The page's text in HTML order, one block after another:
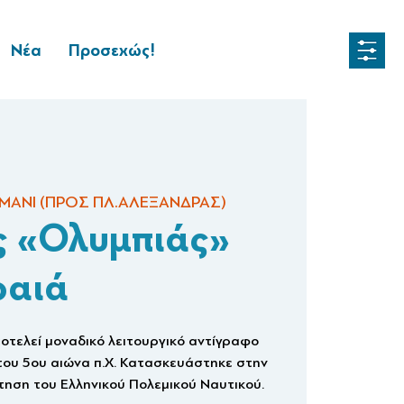
Νέα Προσεχώς!
(ΠΡΟΣ ΠΛ.ΑΛΕΞΑΝΔΡΑΣ)
«Ολυμπιάς»
μοναδικό λειτουργικό αντίγραφο
5ου αιώνα π.Χ. Κατασκευάστηκε στην
του Ελληνικού Πολεμικού Ναυτικού.